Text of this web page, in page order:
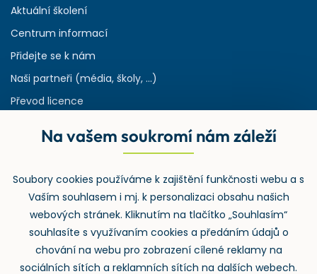
Aktuální školení
Centrum informací
Přidejte se k nám
Naši partneři (média, školy, ...)
Převod licence
Rejstřík používaných zkratek v odpadech
Zpětný odběr
Na vašem soukromí nám záleží
Soubory cookies používáme k zajištění funkčnosti webu a s
Vaším souhlasem i mj. k personalizaci obsahu našich
webových stránek. Kliknutím na tlačítko „Souhlasím“
souhlasíte s využívaním cookies a předáním údajů o
chování na webu pro zobrazení cílené reklamy na
sociálních sítích a reklamních sítích na dalších webech.